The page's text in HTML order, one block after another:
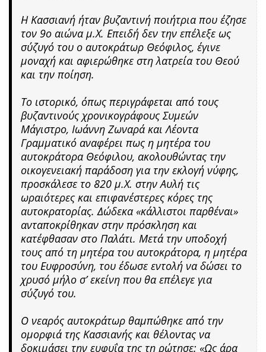
Η Κασσιανή ήταν βυζαντινή ποιήτρια που έζησε
τον 9ο αιώνα μ.Χ. Επειδή δεν την επέλεξε ως
σύζυγό του ο αυτοκράτωρ Θεόφιλος, έγινε
μοναχή και αφιερώθηκε στη λατρεία του Θεού
και την ποίηση.
Το ιστορικό, όπως περιγράφεται από τους
βυζαντινούς χρονικογράφους Συμεών
Μάγιστρο, Ιωάννη Ζωναρά και Λέοντα
Γραμματικό αναφέρει πως η μητέρα του
αυτοκράτορα Θεόφιλου, ακολουθώντας την
οικογενειακή παράδοση για την εκλογή νύφης,
προσκάλεσε το 820 μ.Χ. στην Αυλή τις
ωραιότερες και επιφανέστερες κόρες της
αυτοκρατορίας. Δώδεκα «κάλλιστοι παρθέναι»
ανταποκρίθηκαν στην πρόσκληση και
κατέφθασαν στο Παλάτι. Μετά την υποδοχή
τους από τη μητέρα του αυτοκράτορα, η μητέρα
του Ευφροσύνη, του έδωσε εντολή να δώσει το
χρυσό μήλο σ’ εκείνη που θα επέλεγε για
σύζυγό του.
Ο νεαρός αυτοκράτωρ θαμπώθηκε από την
ομορφιά της Κασσιανής και θέλοντας να
δοκιμάσει την ευφυΐα της τη ρώτησε: «Ως άρα